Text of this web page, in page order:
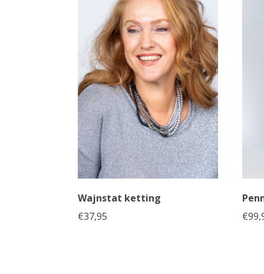
Wajnstat ketting
€37,95
€